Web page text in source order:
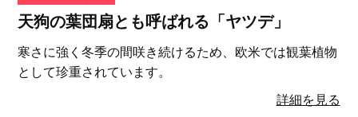
天狗の葉団扇とも呼ばれる「ヤツデ」
寒さに強く冬季の間咲き続けるため、欧米では観葉植物
として珍重されています。
詳細を見る